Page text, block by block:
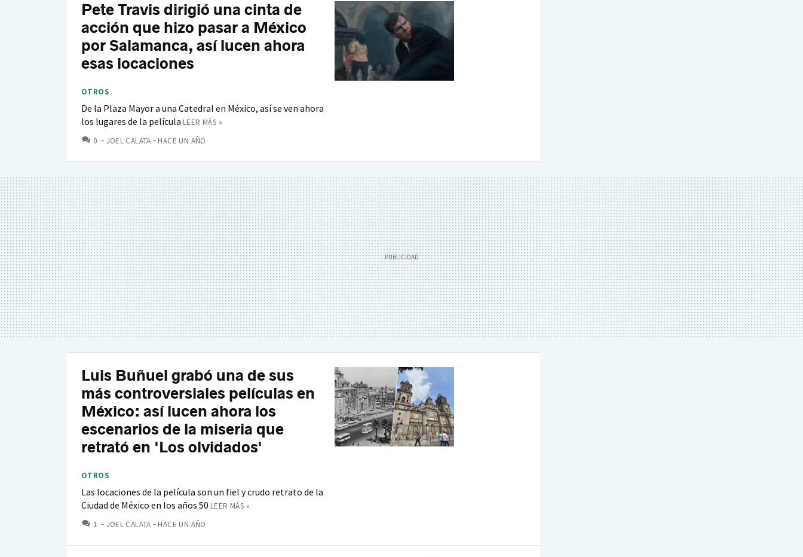
Pete Travis dirigió una cinta de
acción que hizo pasar a México
por Salamanca, así lucen ahora
esas locaciones
OTROS
De la Plaza Mayor a una Catedral en México, así se ven ahora
los lugares de la película LEER MÁS »
0 COMENTARIOS
JOEL CALATA HACE UN AÑO
Luis Buñuel grabó una de sus
más controversiales películas en
México: así lucen ahora los
escenarios de la miseria que
retrató en 'Los olvidados'
OTROS
Las locaciones de la película son un fiel y crudo retrato de la
Ciudad de México en los años 50 LEER MÁS »
1 COMENTARIOS
JOEL CALATA HACE UN AÑO